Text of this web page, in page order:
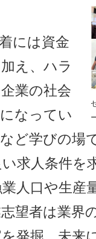
には資金
え、ハラ
業の社会
なってい
ど学びの場
求人条件を
人口や生産
望者は業界